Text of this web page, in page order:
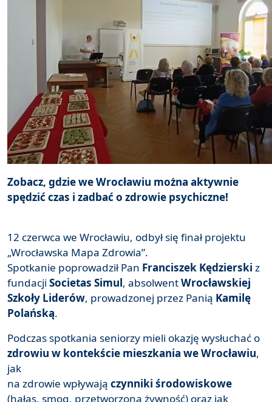
Zobacz, gdzie we Wrocławiu można aktywnie
spędzić czas i zadbać o zdrowie psychiczne!
12 czerwca we Wrocławiu, odbył się finał projektu
„Wrocławska Mapa Zdrowia”.
Spotkanie poprowadził Pan Franciszek Kędzierski z
fundacji Societas Simul, absolwentWrocławskiej
Szkoły Liderów, prowadzonej przez Panią Kamilę
Polańską.
Podczas spotkania seniorzy mieli okazję wysłuchać o
zdrowiu w kontekście mieszkania we Wrocławiu,
jak
na zdrowie wpływają czynniki środowiskowe
(hałas, smog, przetworzona żywność) oraz jak